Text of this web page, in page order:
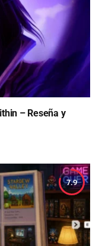
– Reseña y
7.9